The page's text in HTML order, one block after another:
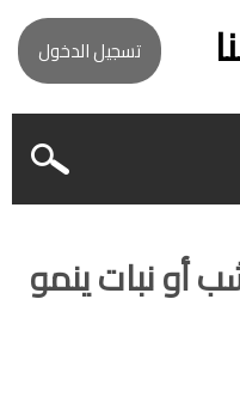
تسجيل الدخول
نبات ينمو